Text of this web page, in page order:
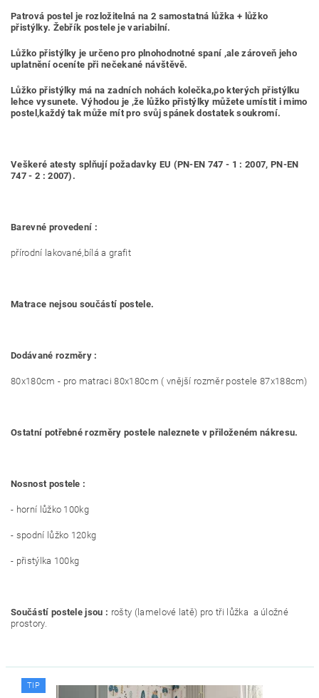
Patrová postel je rozložitelná na 2 samostatná lůžka + lůžko
přistýlky. Žebřík postele je variabilní.
Lůžko přistýlky je určeno pro plnohodnotné spaní ,ale zároveň jeho
uplatnění oceníte při nečekané návštěvě.
Lůžko přistýlky má na zadních nohách kolečka,po kterých přistýlku
lehce vysunete. Výhodou je ,že lůžko přistýlky můžete umístit i mimo
postel,každý tak může mít pro svůj spánek dostatek soukromí.
Veškeré atesty splňují požadavky EU (PN-EN 747 - 1 : 2007, PN-EN
747 - 2 : 2007).
Barevné provedení :
přírodní lakované,bílá a grafit
Matrace nejsou součástí postele.
Dodávané rozměry :
80x180cm - pro matraci 80x180cm ( vnější rozměr postele 87x188cm)
Ostatní potřebné rozměry postele naleznete v přiloženém nákresu.
Nosnost postele :
- horní lůžko 100kg
- spodní lůžko 120kg
- přistýlka 100kg
Součástí postele jsou : rošty (lamelové latě) pro tři lůžka a úložné
prostory.
TIP